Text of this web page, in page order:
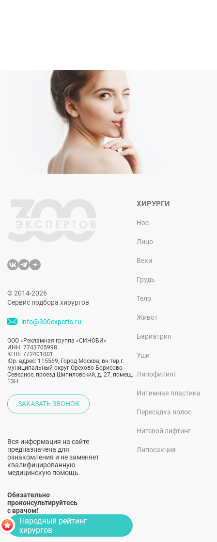
© 2014-2026
Сервис подбора хирургов
info@300experts.ru
ООО «Рекламная группа «СИНОБИ»
ИНН: 7743705998
КПП: 772401001
Юр. адрес: 115569, Город Москва, вн.тер.г.
муниципальный округ Орехово-Борисово
Северное, проезд Шипиловский, д. 27, помещ.
13Н
ЗАКАЗАТЬ ЗВОНОК
Вся информация на сайте
предназначена для
ознакомления и не заменяет
квалифицированную
медицинскую помощь.
Обязательно
проконсультируйтесь
с врачом!
ХИРУРГИ
Нос
Лицо
Веки
Грудь
Тело
Живот
Бариатрия
Уши
Липофилинг
Интимная пластика
Пересадка волос
Нитевой лифтинг
Липосакция
Народный рейтинг
хирургов